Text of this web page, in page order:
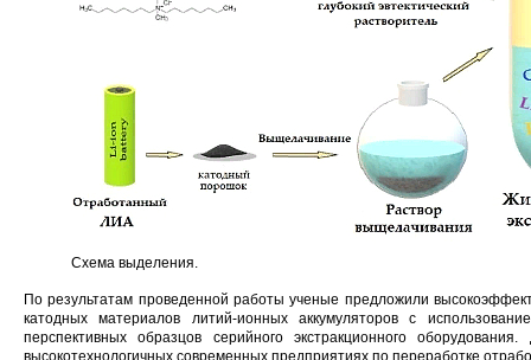
Схема выделения.
По результатам проведенной работы ученые предложили
катодных материалов литий-ионных аккумуляторов с
перспективных образцов серийного экстракционного
высокотехнологичных современных предприятиях по переработке